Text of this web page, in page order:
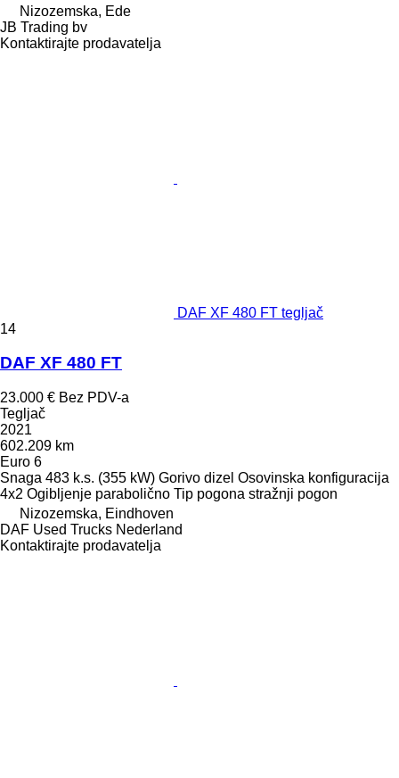
Nizozemska, Ede
JB Trading bv
Kontaktirajte prodavatelja
DAF XF 480 FT tegljač
14
DAF XF 480 FT
23.000 € Bez PDV-a
Tegljač
2021
602.209 km
Euro 6
Snaga 483 k.s. (355 kW) Gorivo dizel Osovinska konfiguracija
4x2 Ogibljenje parabolično Tip pogona stražnji pogon
Nizozemska, Eindhoven
DAF Used Trucks Nederland
Kontaktirajte prodavatelja